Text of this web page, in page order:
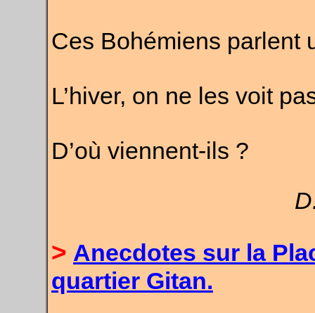
Ces Bohémiens parlent
L’hiver, on ne les voit
D’où viennent-ils ?
> Anecdotes sur la
quartier Gitan.